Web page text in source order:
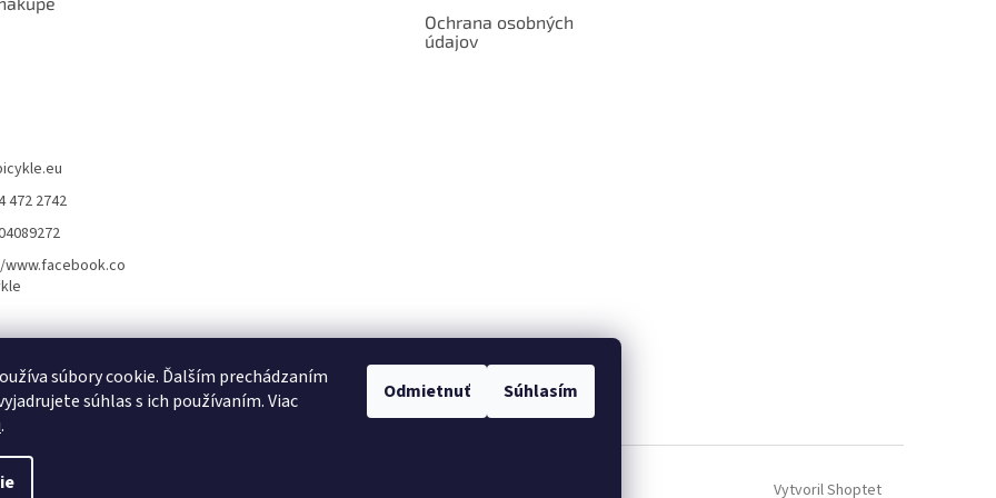
súbory cookie. Ďalším prechádzaním
súhlas s ich používaním. Viac
.
Odmietnuť Súhlasím
Ochrana osobných
údajov
472 2742
Vytvoril Shoptet